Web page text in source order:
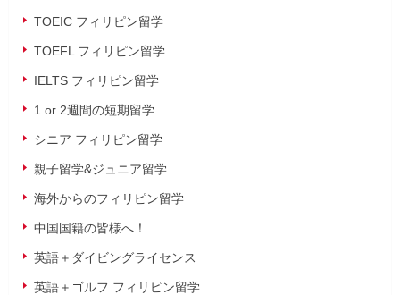
TOEIC フィリピン留学
TOEFL フィリピン留学
IELTS フィリピン留学
1 or 2週間の短期留学
シニア フィリピン留学
親子留学&ジュニア留学
海外からのフィリピン留学
中国国籍の皆様へ！
英語＋ダイビングライセンス
英語＋ゴルフ フィリピン留学